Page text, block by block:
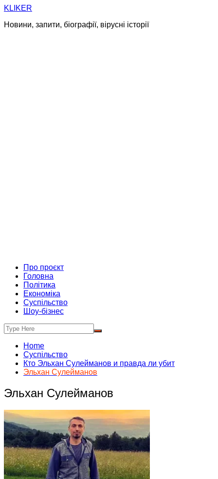
Skip
content
KLIKER
Новини, запити, біографії, вірусні історії
Про проєкт
Головна
Політика
Економіка
Суспільство
Шоу-бізнес
Home
Суспільство
Кто Эльхан Сулейманов и правда ли убит
Эльхан Сулейманов
Эльхан Сулейманов